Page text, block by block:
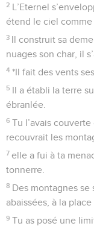
2 L’Eternel
étend le ciel comme
3 Il construit sa
nuages son char, il
4 *Il fait des vents
5 Il a établi la terre
ébranlée.
6 Tu l’avais
recouvrait les
7 elle a fui à ta
tonnerre.
8 Des montagnes se
abaissées, à la
9 Tu as posé une